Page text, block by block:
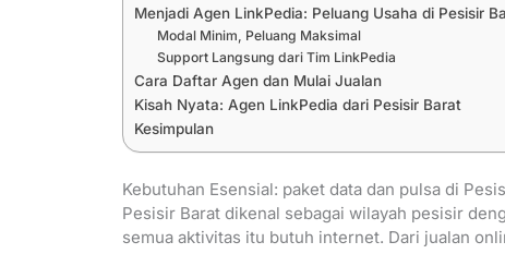
Menjadi Agen LinkPedia: Peluang Usaha di Pesisir
Modal Minim, Peluang Maksimal
Support Langsung dari Tim LinkPedia
Cara Daftar Agen dan Mulai Jualan
Kisah Nyata: Agen LinkPedia dari Pesisir Barat
Kesimpulan
Kebutuhan Esensial: paket data dan pulsa di
Pesisir Barat dikenal sebagai wilayah pesisir
semua aktivitas itu butuh internet. Dari jualan